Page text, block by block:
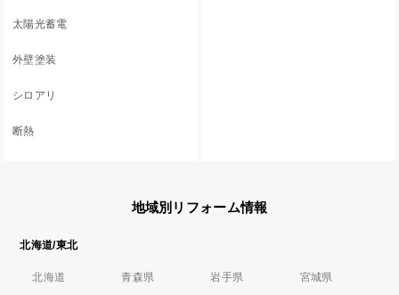
太陽光蓄電
外壁塗装
シロアリ
断熱
地域別リフォーム情報
北海道/東北
北海道 青森県 岩手県 宮城県